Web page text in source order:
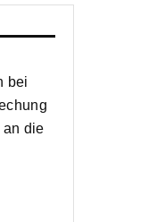
bei
die